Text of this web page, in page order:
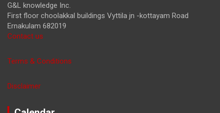
G&L knowledge Inc.
First floor choolakkal buildings Vyttila jn -kottayam Road
Ernakulam 682019
Contact us
Terms & Conditions
Disclaimer